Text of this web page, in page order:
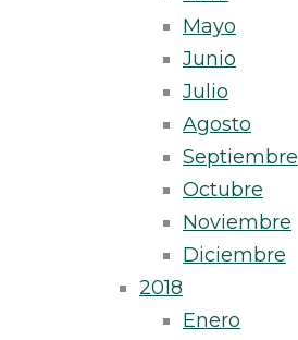
Mayo
Junio
Julio
Agosto
Septiembre
Octubre
Noviembre
Diciembre
2018
Enero